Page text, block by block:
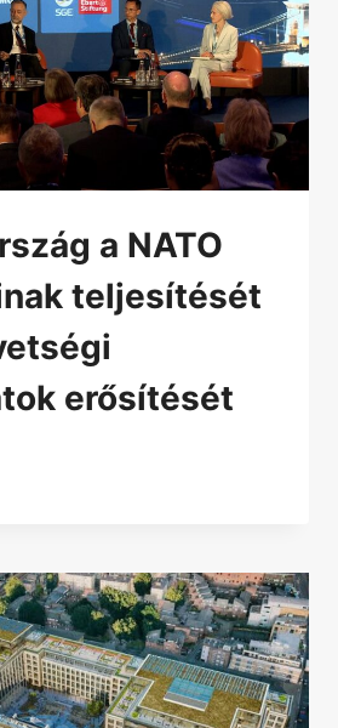
a NATO
teljesítését
erősítését